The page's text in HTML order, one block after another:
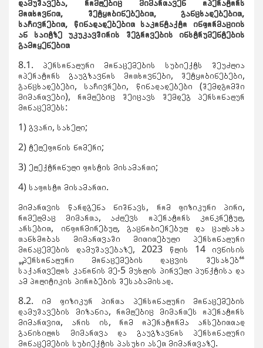
მოთხოვნით, შეტყობინებებით, განცხადებებით,
საჩივრებით, წინადადებებით საკონტაქტო ინფორმაციის
ან საიტზე უკუკავშირის შეგროვების ინსტრუმენტების
გამოყენებით
8.1. პერსონალური მონაცემების სუბიექტს შეუძლია
ოპერატორს გაუგზავნოს მოთხოვნები, შეტყობინებები,
განცხადებები, საჩივრები, წინადადებები (შემდგომში
მიმართვები), რომლებიც შეიცავს შემდეგ პერსონალურ
მონაცემებს:
1) გვარი, სახელი;
2) ტელეფონის ნომერი;
3) ელექტრონული ფოსტის მისამართი;
4) საფოსტო მისამართი.
მიმართვის წარდგენა ნიშნავს, რომ ფიზიკური პირი,
რომელმაც მიმართა, აძლევს ოპერატორს კონკრეტულ,
არსებით, ინფორმირებულ, გაცნობიერებულ და ცალსახა
თანხმობას მიმართვაში მითითებული პერსონალური
მონაცემების დამუშავებაზე, 2023 წლის 14 ივნისის
„პერსონალური მონაცემების დაცვის შესახებ“
საქართველოს კანონის მე-5 მუხლის პირველი პუნქტისა და
ამ პოლიტიკის პირობების შესაბამისად.
8.2. იმ ფიზიკურ პირთა პერსონალური მონაცემების
დამუშავების მიზანია, რომლებიც მიმართეს ოპერატორს
მიმართვით, არის ის, რომ ოპერატორმა არსებითთად
განიხილოს მიმართვა და გაუგზავნოს პერსონალური